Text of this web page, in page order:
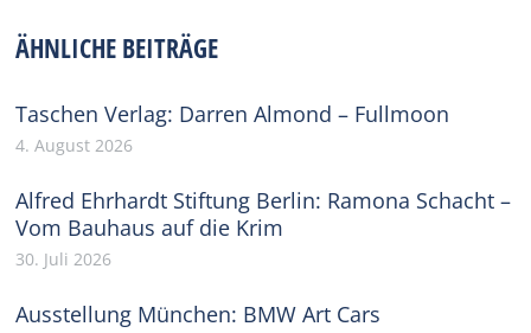
ÄHNLICHE BEITRÄGE
Taschen Verlag: Darren Almond – Fullmoon
4. August 2026
Alfred Ehrhardt Stiftung Berlin: Ramona Schacht –
Vom Bauhaus auf die Krim
30. Juli 2026
Ausstellung München: BMW Art Cars